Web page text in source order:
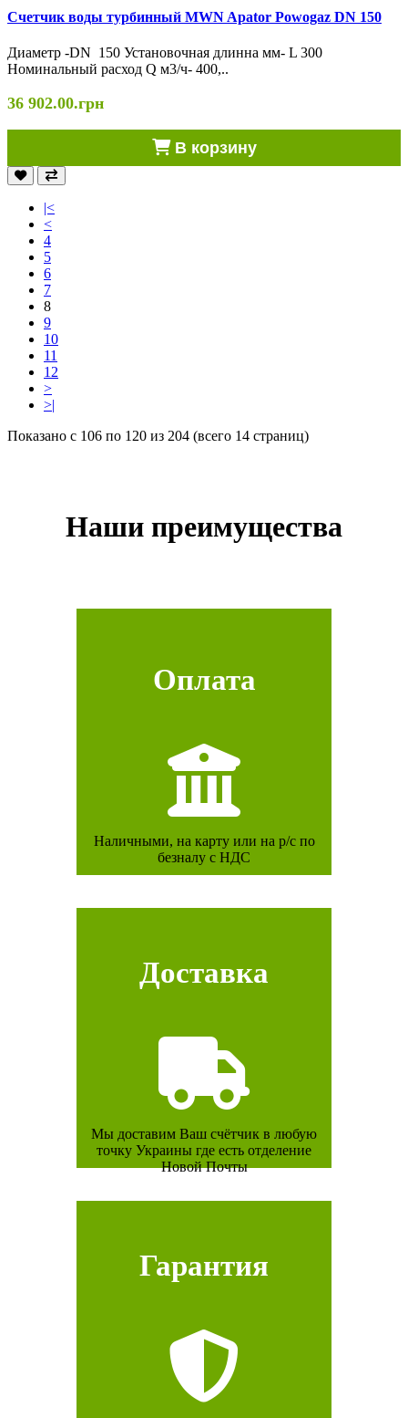
Счетчик воды турбинный MWN Apator Powogaz DN 150
Диаметр -DN 150 Установочная длинна мм- L 300
Номинальный расход Q м3/ч- 400,..
36 902.00.грн
В корзину
|<
<
4
5
6
7
8
9
10
11
12
>
>|
Показано с 106 по 120 из 204 (всего 14 страниц)
Наши преимущества
Оплата
Наличными, на карту или на р/с по
безналу с НДС
Доставка
Мы доставим Ваш счётчик в любую
точку Украины где есть отделение
Новой Почты
Гарантия